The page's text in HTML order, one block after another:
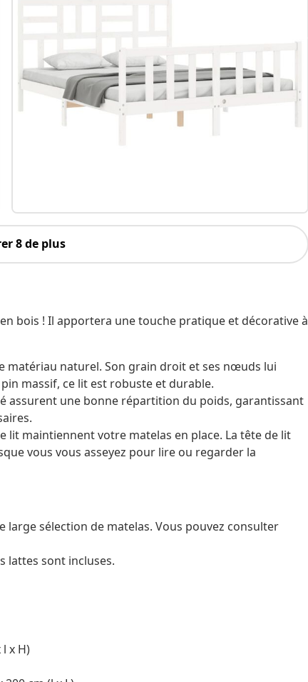
8 de plus
bois ! Il apportera une touche pratique et décorative à
matériau naturel. Son grain droit et ses nœuds lui
massif, ce lit est robuste et durable.
assurent une bonne répartition du poids, garantissant
lit maintiennent votre matelas en place. La tête de lit
vous vous asseyez pour lire ou regarder la
large sélection de matelas. Vous pouvez consulter
lattes sont incluses.
x H)